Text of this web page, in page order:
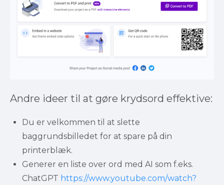
Andre ideer til at gøre krydsord effektive:
Du er velkommen til at slette
baggrundsbilledet for at spare på din
printerblæk.
Generer en liste over ord med AI som f.eks.
ChatGPT https://www.youtube.com/watch?